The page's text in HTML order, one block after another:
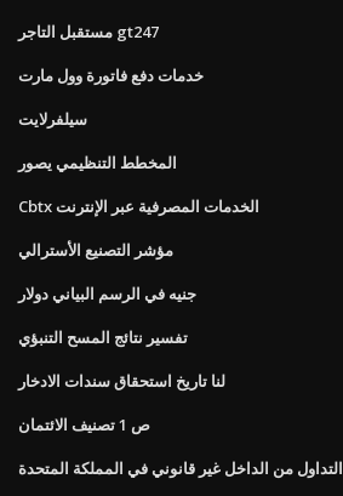
مستقبل التاجر gt247
خدمات دفع فاتورة وول مارت
سيلفرلايت
المخطط التنظيمي يصور
Cbtx الخدمات المصرفية عبر الإنترنت
مؤشر التصنيع الأسترالي
جنيه في الرسم البياني دولار
تفسير نتائج المسح التنبؤي
لنا تاريخ استحقاق سندات الادخار
ص 1 تصنيف الائتمان
التداول من الداخل غير قانوني في المملكة المتحدة